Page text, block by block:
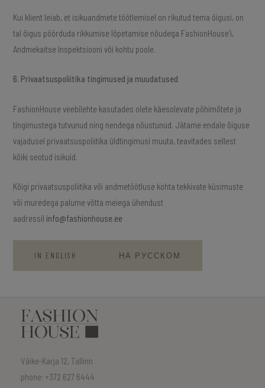
Kui klient leiab, et isikuandmete töötlemisel on rikutud tema õigusi, on
tal õigus pöörduda rikkumise lõpetamise nõudega FashionHouse’i,
Andmekaitse Inspektsiooni või kohtu poole.
6. Privaatsuspoliitika tingimused ja muudatused
FashionHouse veebilehte kasutades olete käesolevate põhimõtete ja
tingimustega tutvunud ning nendega nõustunud. Jätame endale õiguse
vajadusel privaatsuspoliitika üldtingimusi muuta, teavitades sellest
kõiki seotud isikuid.
Kõigi privaatsuspoliitika või andmetöötluse kohta tekkivate küsimuste
või muredega palume võtta meiega ühendust
aadressil info@fashionhouse.ee
IN ENGLISH НА РУССКОМ
Väike-Karja 12, Tallinn
phone: +372 627 6444